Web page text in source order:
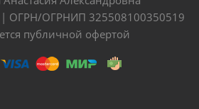
ОГРН/ОГРНИП 325508100350519
публичной офертой